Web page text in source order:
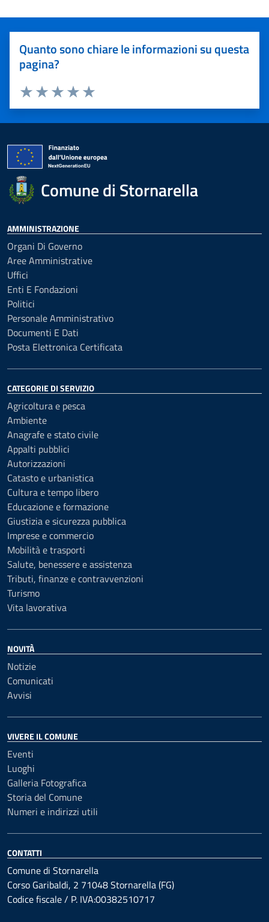
Quanto sono chiare le informazioni su questa
pagina?
Valuta 5 stelle su 5
Valuta 4 stelle su 5
Valuta 3 stelle su 5
Valuta 2 stelle su 5
Valuta 1 stelle su 5
Comune di Stornarella
AMMINISTRAZIONE
Organi Di Governo
Aree Amministrative
Uffici
Enti E Fondazioni
Politici
Personale Amministrativo
Documenti E Dati
Posta Elettronica Certificata
CATEGORIE DI SERVIZIO
Agricoltura e pesca
Ambiente
Anagrafe e stato civile
Appalti pubblici
Autorizzazioni
Catasto e urbanistica
Cultura e tempo libero
Educazione e formazione
Giustizia e sicurezza pubblica
Imprese e commercio
Mobilità e trasporti
Salute, benessere e assistenza
Tributi, finanze e contravvenzioni
Turismo
Vita lavorativa
NOVITÀ
Notizie
Comunicati
Avvisi
VIVERE IL COMUNE
Eventi
Luoghi
Galleria Fotografica
Storia del Comune
Numeri e indirizzi utili
CONTATTI
Comune di Stornarella
Corso Garibaldi, 2 71048 Stornarella (FG)
Codice fiscale / P. IVA:00382510717